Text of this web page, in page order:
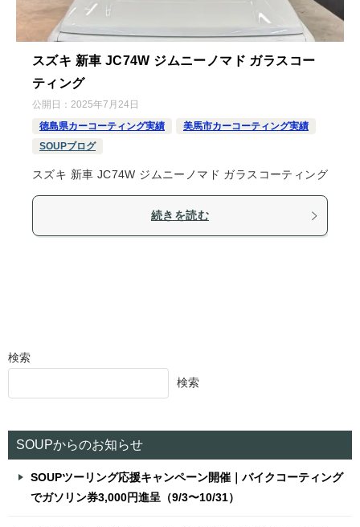
スズキ 新車 JC74W ジムニーノマド ガラスコー
ティング
公開日： 2025年7月24日
徳島県カーコーティング実績
美馬市カーコーティング実績
SOUPブログ
スズキ 新車 JC74W ジムニーノマド ガラスコーティング
続きを読む
検索
検索
SOUPからのお知らせ
SOUPツーリング応援キャンペーン開催｜バイクコーティング
でガソリン券3,000円進呈（9/3〜10/31）